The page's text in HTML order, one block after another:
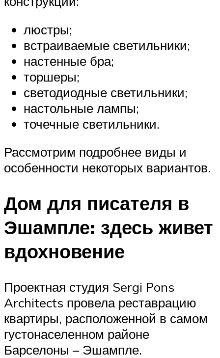
люстры;
встраиваемые светильники;
настенные бра;
торшеры;
светодиодные светильники;
настольные лампы;
точечные светильники.
Рассмотрим подробнее виды и
особенности некоторых вариантов.
Дом для писателя в
Эшампле: здесь живет
вдохновение
Проектная студия Sergi Pons
Architects провела реставрацию
квартиры, расположенной в самом
густонаселенном районе
Барселоны – Эшампле.